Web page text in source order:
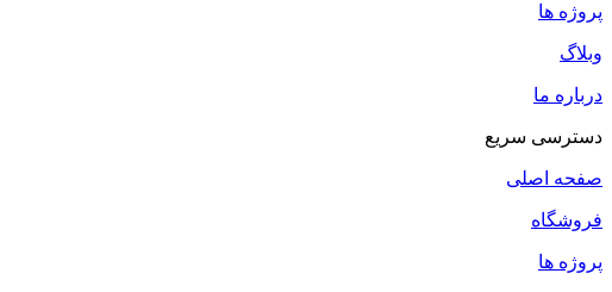
پروژه ها
وبلاگ
درباره ما
دسترسی سریع
صفحه اصلی
فروشگاه
پروژه ها